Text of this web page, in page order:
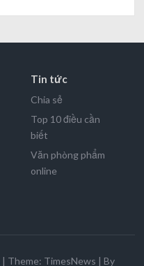
Tin tức
Chia sẻ
Top 10 điều cần
biết
Văn phòng phẩm
online
| Theme: TimesNews | By